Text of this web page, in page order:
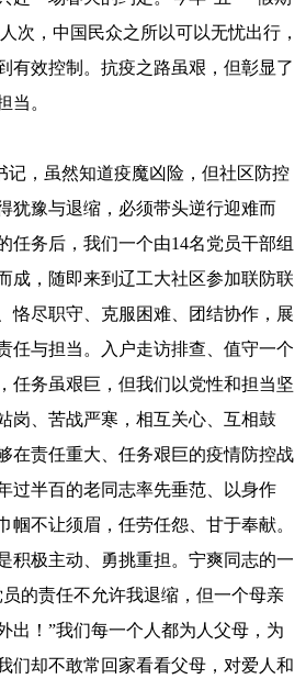
次，中国民众之所以可以无忧出行，
有效控制。抗疫之路虽艰，但彰显了
当。
，虽然知道疫魔凶险，但社区防控
犹豫与退缩，必须带头逆行迎难而
任务后，我们一个由14名党员干部组
成，随即来到辽工大社区参加联防联
恪尽职守、克服困难、团结协作，展
任与担当。入户走访排查、值守一个
任务虽艰巨，但我们以党性和担当坚
岗、苦战严寒，相互关心、互相鼓
在责任重大、任务艰巨的疫情防控战
过半百的老同志率先垂范、以身作
帼不让须眉，任劳任怨、甘于奉献。
积极主动、勇挑重担。宁爽同志的一
的责任不允许我退缩，但一个母亲
出！”我们每一个人都为人父母，为
们却不敢常回家看看父母，对爱人和